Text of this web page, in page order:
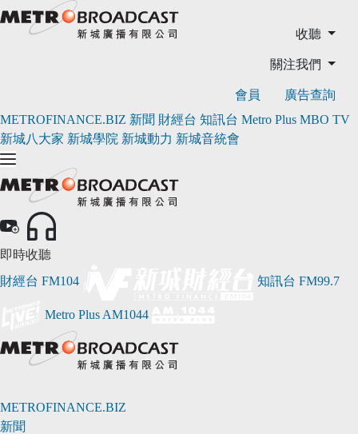
收聽
關注我們
會員
廣告查詢
METROFINANCE.BIZ 新聞 財經台 知訊台 Metro Plus MBO TV
新城八大家 新城學院 新城動力 新城音統會
即時收聽
財經台 FM104 知訊台 FM99.7
Metro Plus AM1044
METROFINANCE.BIZ
新聞